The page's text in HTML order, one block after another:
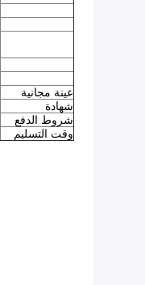
عينة مجانية
شهادة
شروط الدفع
وقت التسليم